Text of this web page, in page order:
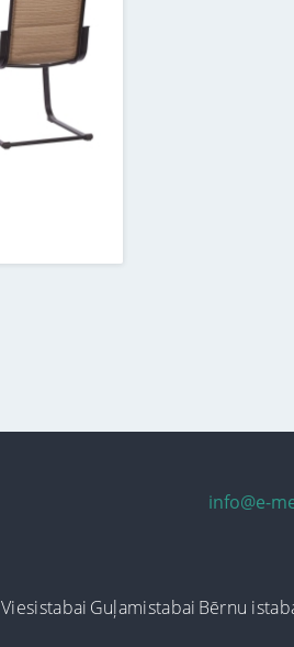
info@e-
Viesistabai Guļamistabai Bērnu